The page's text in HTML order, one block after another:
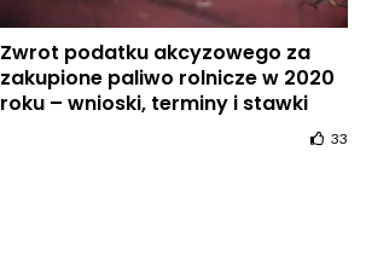
Zwrot podatku akcyzowego za
zakupione paliwo rolnicze w 2020
roku – wnioski, terminy i stawki
33